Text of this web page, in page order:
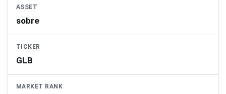
ASSET
sobre
TICKER
GLB
MARKET RANK